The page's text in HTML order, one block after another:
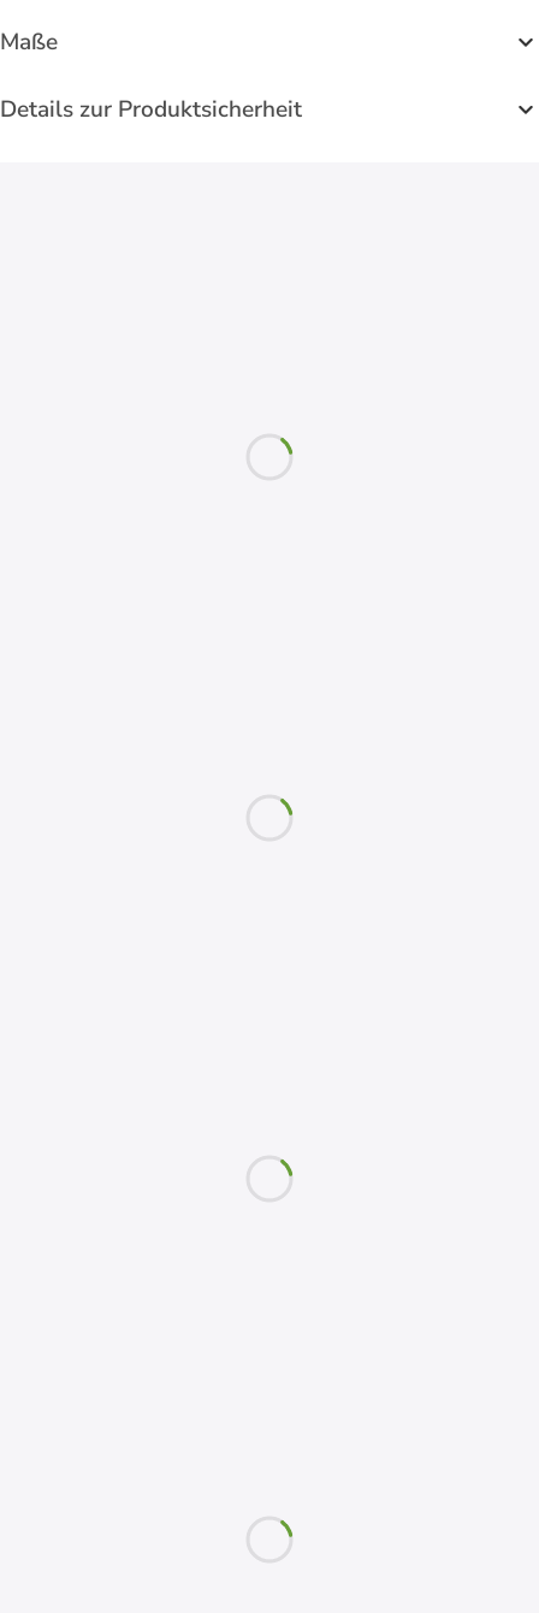
Maße
Details zur Produktsicherheit